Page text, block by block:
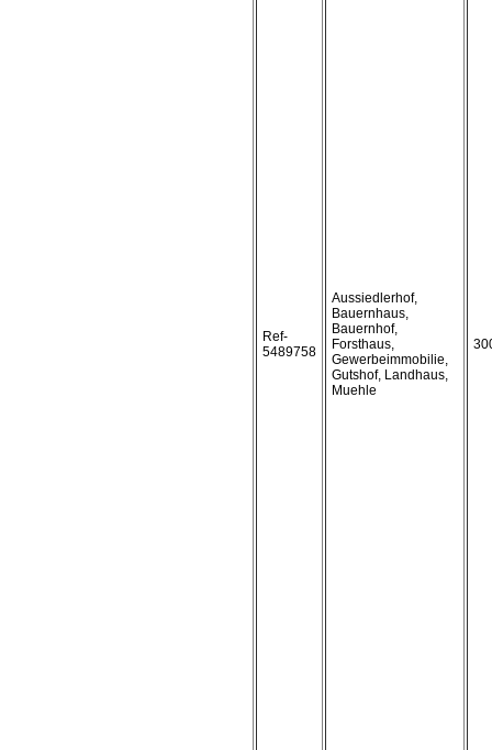
Ref-
5489758
Aussiedlerhof,
Bauernhaus,
Bauernhof,
Forsthaus,
Gewerbeimmobilie,
Gutshof, Landhaus,
Muehle